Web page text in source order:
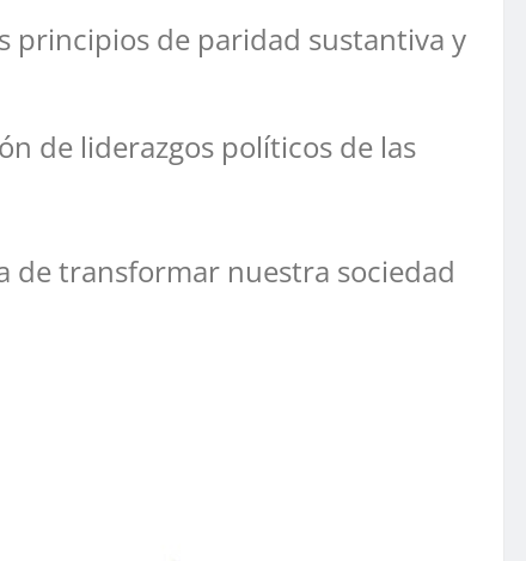
principios de paridad sustantiva y
de liderazgos políticos de las
de transformar nuestra sociedad